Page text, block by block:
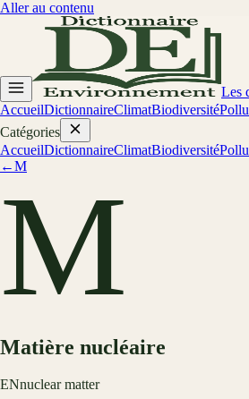
Aller au contenu
Les
AccueilDictionnaireClimatBiodiversité
Catégories
AccueilDictionnaireClimatBiodiversité
←M
M
Matière nucléaire
ENnuclear matter